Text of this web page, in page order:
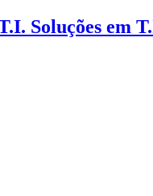
Soluções em